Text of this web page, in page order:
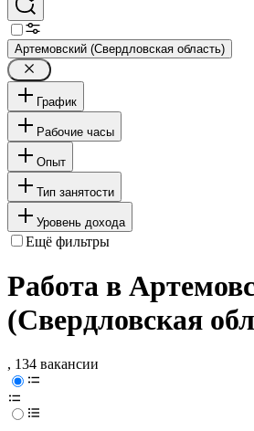
Артемовский (Свердловская область)
График
Рабочие часы
Опыт
Тип занятости
Уровень дохода
Ещё фильтры
Работа в
(Свердловская
, 134 вакансии